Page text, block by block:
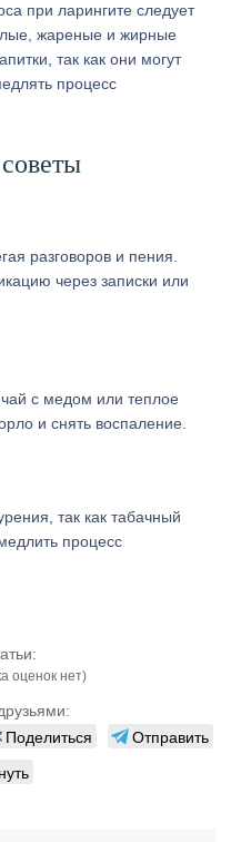
при ларингите следует
жареные и жирные
так как они могут
процесс
разговоров и пения.
через записки или
чай с медом или теплое
и снять воспаление.
так как табачный
процесс
оценок нет)
Поделиться
Отправить